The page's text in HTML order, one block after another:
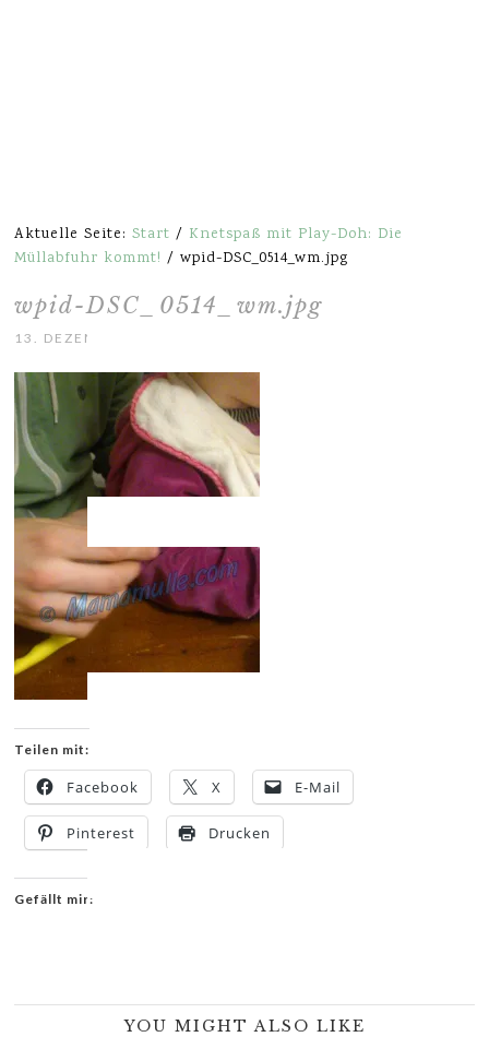
Aktuelle Seite:Start / Knetspaß mit Play-Doh: Die
Müllabfuhr kommt! / wpid-DSC_0514_wm.jpg
wpid-DSC_0514_wm.jpg
13. DEZEMBER 2013
Teilen mit:
Facebook X E-Mail
Pinterest Drucken
Gefällt mir:
YOU MIGHT ALSO LIKE